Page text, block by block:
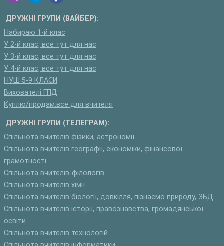
ДРУЖНІ ГРУПИ (ВАЙБЕР):
Набираю 1-й клас
У 2-й клас, все тут для нас
У 3-й клас, все тут для нас
У 4-й клас, все тут для нас
НУШ 5-9 КЛАСИ
Вихователі ГПД
Куплю/продам:все для вчителя
ДРУЖНІ ГРУПИ (ТЕЛЕГРАМ):
Спільнота вчителів фізики, астрономії
Спільнота вчителів географії, економіки, фінансової
грамотності
Спільнота вчителів-філологів
Спільнота вчителів хімії
Спільнота вчителів біології, довкілля, пізнаємо природу, ЗБД
Спільнота вчителів історії, правознавства, громадянської
освіти
Спільнота вчителів технологій